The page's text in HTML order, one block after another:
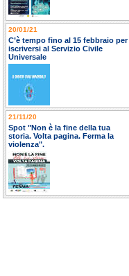
20/01/21
C’è tempo fino al 15 febbraio per
iscriversi al Servizio Civile
Universale
21/11/20
Spot "Non è la fine della tua
storia. Volta pagina. Ferma la
violenza".